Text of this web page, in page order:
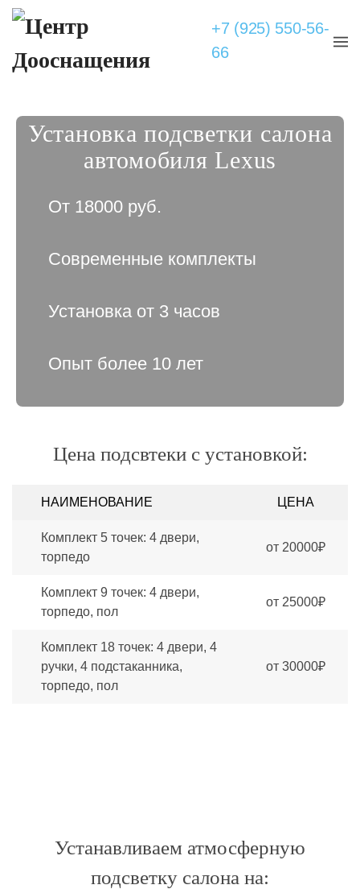
+7 (925) 550-56-
66
Установка подсветки салона
автомобиля Lexus
От 18000 руб.
Современные комплекты
Установка от 3 часов
Опыт более 10 лет
Цена подсвтеки с установкой:
НАИМЕНОВАНИЕ ЦЕНА
Комплект 5 точек: 4 двери,
торпедо
от 20000₽
Комплект 9 точек: 4 двери,
торпедо, пол
от 25000₽
Комплект 18 точек: 4 двери, 4
ручки, 4 подстаканника,
торпедо, пол
от 30000₽
Устанавливаем атмосферную
подсветку салона на: